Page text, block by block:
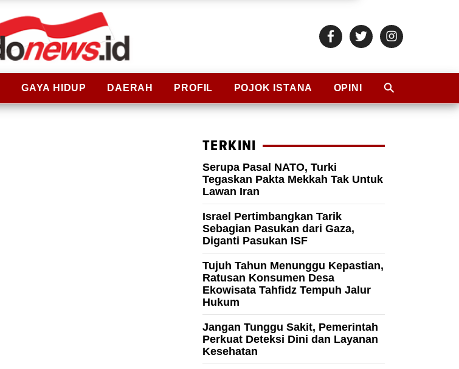
GAYA HIDUP DAERAH PROFIL POJOK ISTANA OPINI
TERKINI
Serupa Pasal NATO, Turki
Tegaskan Pakta Mekkah Tak Untuk
Lawan Iran
Israel Pertimbangkan Tarik
Sebagian Pasukan dari Gaza,
Diganti Pasukan ISF
Tujuh Tahun Menunggu Kepastian,
Ratusan Konsumen Desa
Ekowisata Tahfidz Tempuh Jalur
Hukum
Jangan Tunggu Sakit, Pemerintah
Perkuat Deteksi Dini dan Layanan
Kesehatan